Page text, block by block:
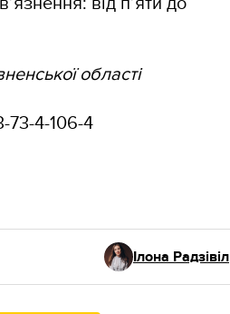
області
73-4-106-4
Ілона Радзівіл